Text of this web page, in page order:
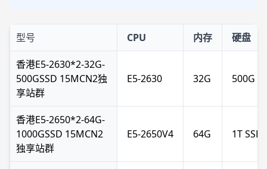
型号 CPU 内存 硬盘
香港E5-2630*2-32G-
500GSSD 15MCN2独
享站群
E5-2630 32G 500G
香港E5-2650*2-64G-
1000GSSD 15MCN2
独享站群
E5-2650V4 64G 1T SSD